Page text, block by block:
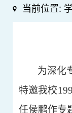
当前位置:
为深化
特邀我校
任侯鹏作专